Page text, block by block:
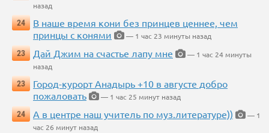
назад
24
В наше время кони без принцев ценнее, чем
принцы с конями
— 1 час 23 минуты назад
23
Дай Джим на счастье лапу мне
— 1 час 24 минуты
назад
23
Город-курорт Анадырь +10 в августе добро
пожаловать
— 1 час 25 минут назад
24
А в центре наш учитель по муз.литературе))
— 1
час 26 минут назад